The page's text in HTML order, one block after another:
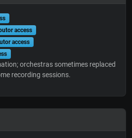
access
access
orchestras sometimes replaced
recording sessions.